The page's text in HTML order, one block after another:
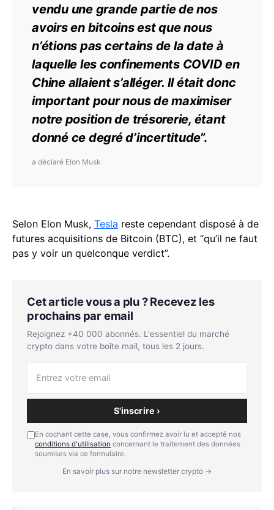
vendu une grande partie de nos
avoirs en bitcoins est que nous
n’étions pas certains de la date à
laquelle les confinements COVID en
Chine allaient s’alléger. Il était donc
important pour nous de maximiser
notre position de trésorerie, étant
donné ce degré d’incertitude”.
a déclaré Elon Musk
Selon Elon Musk, Tesla reste cependant disposé à de
futures acquisitions de Bitcoin (BTC), et “qu’il ne faut
pas y voir un quelconque verdict”.
Cet article vous a plu ? Recevez les
prochains par email
Rejoignez +40 000 abonnés. L'essentiel du marché
crypto dans votre boîte mail, tous les 2 jours.
S'inscrire ›
En cochant cette case, vous confirmez avoir lu et accepté nos
conditions d'utilisation concernant le traitement des données
soumises via ce formulaire.
En savoir plus sur notre newsletter crypto →